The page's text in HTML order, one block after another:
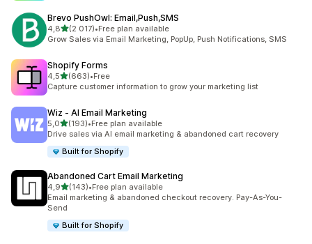
Brevo PushOwl: Email,Push,SMS
4,8av 5 stjerner
(2 017)
Totalt 2017 omtaler
•Free plan available
Grow Sales via Email Marketing, PopUp, Push Notifications, SMS
Shopify Forms
4,5av 5 stjerner
(663)
Totalt 663 omtaler
•Free
Capture customer information to grow your marketing list
Wiz ‑ AI Email Marketing
5,0av 5 stjerner
(193)
Totalt 193 omtaler
•Free plan available
Drive sales via AI email marketing & abandoned cart recovery
Built for Shopify
Abandoned Cart Email Marketing
4,9av 5 stjerner
(143)
Totalt 143 omtaler
•Free plan available
Email marketing & abandoned checkout recovery. Pay-As-You-
Send
Built for Shopify